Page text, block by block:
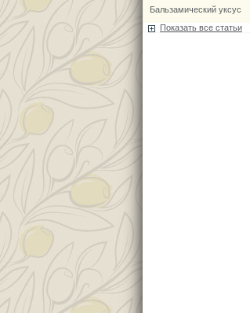
Бальзамический уксус
Показать все статьи